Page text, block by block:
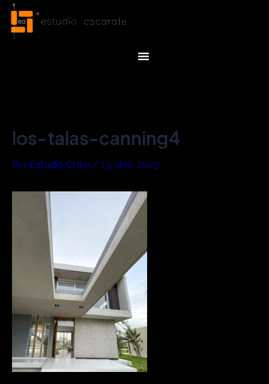
Menu
los-talas-canning4
Por Estudio Crow / 19 abril, 2023
Navegación
de